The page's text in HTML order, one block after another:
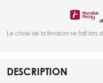
Le choix de la livraison se fait lors
DESCRIPTION